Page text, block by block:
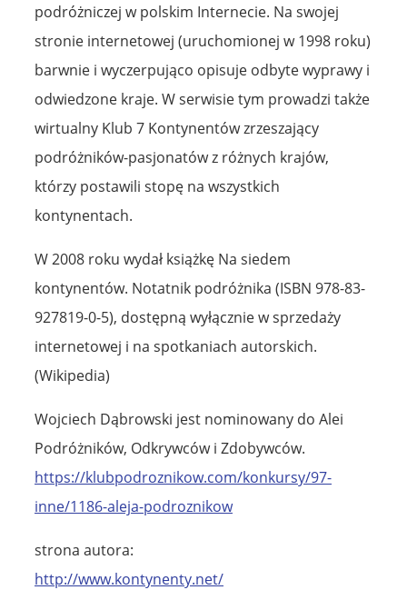
podróżniczej w polskim Internecie. Na swojej
stronie internetowej (uruchomionej w 1998 roku)
barwnie i wyczerpująco opisuje odbyte wyprawy i
odwiedzone kraje. W serwisie tym prowadzi także
wirtualny Klub 7 Kontynentów zrzeszający
podróżników-pasjonatów z różnych krajów,
którzy postawili stopę na wszystkich
kontynentach.
W 2008 roku wydał książkę Na siedem
kontynentów. Notatnik podróżnika (ISBN 978-83-
927819-0-5), dostępną wyłącznie w sprzedaży
internetowej i na spotkaniach autorskich.
(Wikipedia)
Wojciech Dąbrowski jest nominowany do Alei
Podróżników, Odkrywców i Zdobywców.
https://klubpodroznikow.com/konkursy/97-
inne/1186-aleja-podroznikow
strona autora:
http://www.kontynenty.net/